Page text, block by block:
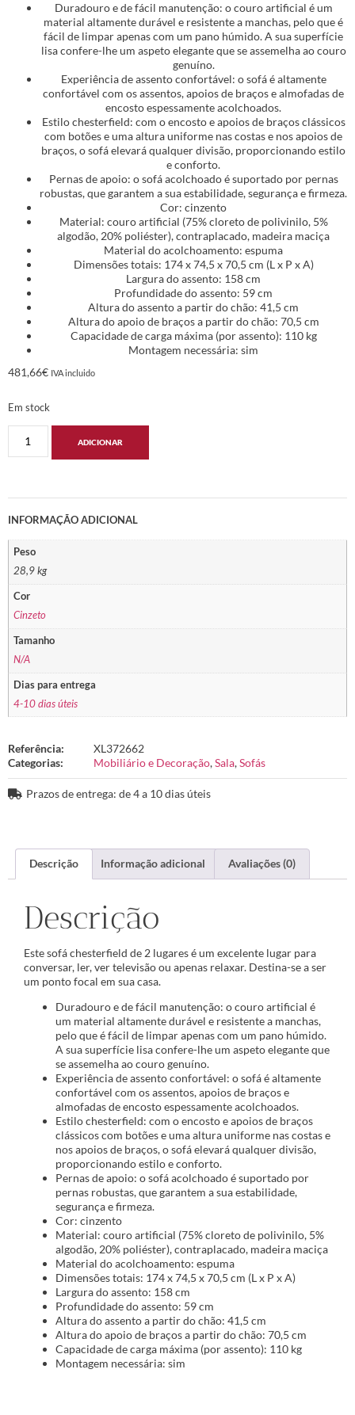
Duradouro e de fácil manutenção: o couro artificial é um
material altamente durável e resistente a manchas, pelo que é
fácil de limpar apenas com um pano húmido. A sua superfície
lisa confere-lhe um aspeto elegante que se assemelha ao couro
genuíno.
Experiência de assento confortável: o sofá é altamente
confortável com os assentos, apoios de braços e almofadas de
encosto espessamente acolchoados.
Estilo chesterfield: com o encosto e apoios de braços clássicos
com botões e uma altura uniforme nas costas e nos apoios de
braços, o sofá elevará qualquer divisão, proporcionando estilo
e conforto.
Pernas de apoio: o sofá acolchoado é suportado por pernas
robustas, que garantem a sua estabilidade, segurança e firmeza.
Cor: cinzento
Material: couro artificial (75% cloreto de polivinilo, 5%
algodão, 20% poliéster), contraplacado, madeira maciça
Material do acolchoamento: espuma
Dimensões totais: 174 x 74,5 x 70,5 cm (L x P x A)
Largura do assento: 158 cm
Profundidade do assento: 59 cm
Altura do assento a partir do chão: 41,5 cm
Altura do apoio de braços a partir do chão: 70,5 cm
Capacidade de carga máxima (por assento): 110 kg
Montagem necessária: sim
481,66€ IVA incluido
Em stock
ADICIONAR
INFORMAÇÃO ADICIONAL
Peso
28,9 kg
Cor
Cinzeto
Tamanho
N/A
Dias para entrega
4-10 dias úteis
Referência:
XL372662
Categorias:
Mobiliário e Decoração,Sala,Sofás
Prazos de entrega: de 4 a 10 dias úteis
Descrição Informação adicional Avaliações (0)
Descrição
Este sofá chesterfield de 2 lugares é um excelente lugar para
conversar, ler, ver televisão ou apenas relaxar. Destina-se a ser
um ponto focal em sua casa.
Duradouro e de fácil manutenção: o couro artificial é
um material altamente durável e resistente a manchas,
pelo que é fácil de limpar apenas com um pano húmido.
A sua superfície lisa confere-lhe um aspeto elegante que
se assemelha ao couro genuíno.
Experiência de assento confortável: o sofá é altamente
confortável com os assentos, apoios de braços e
almofadas de encosto espessamente acolchoados.
Estilo chesterfield: com o encosto e apoios de braços
clássicos com botões e uma altura uniforme nas costas e
nos apoios de braços, o sofá elevará qualquer divisão,
proporcionando estilo e conforto.
Pernas de apoio: o sofá acolchoado é suportado por
pernas robustas, que garantem a sua estabilidade,
segurança e firmeza.
Cor: cinzento
Material: couro artificial (75% cloreto de polivinilo, 5%
algodão, 20% poliéster), contraplacado, madeira maciça
Material do acolchoamento: espuma
Dimensões totais: 174 x 74,5 x 70,5 cm (L x P x A)
Largura do assento: 158 cm
Profundidade do assento: 59 cm
Altura do assento a partir do chão: 41,5 cm
Altura do apoio de braços a partir do chão: 70,5 cm
Capacidade de carga máxima (por assento): 110 kg
Montagem necessária: sim